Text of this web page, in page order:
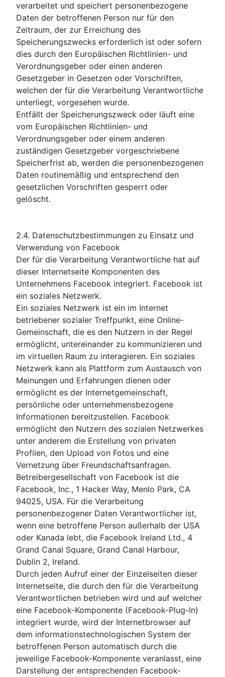
verarbeitet und speichert personenbezogene
Daten der betroffenen Person nur für den
Zeitraum, der zur Erreichung des
Speicherungszwecks erforderlich ist oder sofern
dies durch den Europäischen Richtlinien- und
Verordnungsgeber oder einen anderen
Gesetzgeber in Gesetzen oder Vorschriften,
welchen der für die Verarbeitung Verantwortliche
unterliegt, vorgesehen wurde.
Entfällt der Speicherungszweck oder läuft eine
vom Europäischen Richtlinien- und
Verordnungsgeber oder einem anderen
zuständigen Gesetzgeber vorgeschriebene
Speicherfrist ab, werden die personenbezogenen
Daten routinemäßig und entsprechend den
gesetzlichen Vorschriften gesperrt oder
gelöscht.
2.4. Datenschutzbestimmungen zu Einsatz und
Verwendung von Facebook
Der für die Verarbeitung Verantwortliche hat auf
dieser Internetseite Komponenten des
Unternehmens Facebook integriert. Facebook ist
ein soziales Netzwerk.
Ein soziales Netzwerk ist ein im Internet
betriebener sozialer Treffpunkt, eine Online-
Gemeinschaft, die es den Nutzern in der Regel
ermöglicht, untereinander zu kommunizieren und
im virtuellen Raum zu interagieren. Ein soziales
Netzwerk kann als Plattform zum Austausch von
Meinungen und Erfahrungen dienen oder
ermöglicht es der Internetgemeinschaft,
persönliche oder unternehmensbezogene
Informationen bereitzustellen. Facebook
ermöglicht den Nutzern des sozialen Netzwerkes
unter anderem die Erstellung von privaten
Profilen, den Upload von Fotos und eine
Vernetzung über Freundschaftsanfragen.
Betreibergesellschaft von Facebook ist die
Facebook, Inc., 1 Hacker Way, Menlo Park, CA
94025, USA. Für die Verarbeitung
personenbezogener Daten Verantwortlicher ist,
wenn eine betroffene Person außerhalb der USA
oder Kanada lebt, die Facebook Ireland Ltd., 4
Grand Canal Square, Grand Canal Harbour,
Dublin 2, Ireland.
Durch jeden Aufruf einer der Einzelseiten dieser
Internetseite, die durch den für die Verarbeitung
Verantwortlichen betrieben wird und auf welcher
eine Facebook-Komponente (Facebook-Plug-In)
integriert wurde, wird der Internetbrowser auf
dem informationstechnologischen System der
betroffenen Person automatisch durch die
jeweilige Facebook-Komponente veranlasst, eine
Darstellung der entsprechenden Facebook-